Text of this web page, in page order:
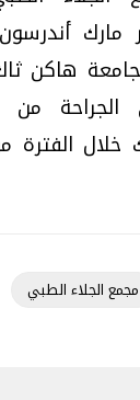
مارك
هاكن
من
مجمع الجلاء الطبي